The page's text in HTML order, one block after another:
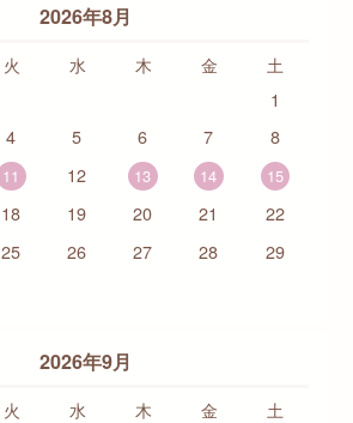
2026年8月
火 水 木 金
土
1
4 5 6 7 8
11 12 13 14
15
18 19 20 21 22
25 26 27 28 29
2026年9月
火 水 木 金
土